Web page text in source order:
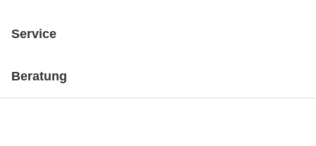
Service
Beratung